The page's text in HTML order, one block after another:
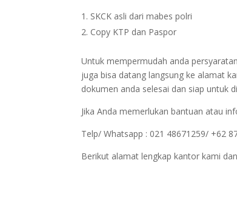
SKCK asli dari mabes polri
Copy KTP dan Paspor
Untuk mempermudah anda
juga bisa datang langsung ke alamat
dokumen anda selesai dan siap untuk
Jika Anda memerlukan bantuan atau
Telp/ Whatsapp : 021 48671259/ +62
Berikut alamat lengkap kantor kami